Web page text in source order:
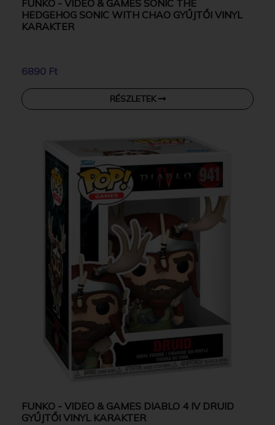
FUNKO - VIDEO & GAMES SONIC THE
HEDGEHOG SONIC WITH CHAO GYŰJTŐI VINYL
KARAKTER
6890 Ft
RÉSZLETEK
FUNKO - VIDEO & GAMES DIABLO 4 IV DRUID
GYŰJTŐI VINYL KARAKTER